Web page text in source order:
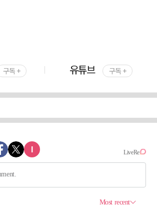
구독 + 유튜브 구독 +